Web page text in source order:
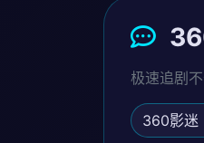
极速追剧